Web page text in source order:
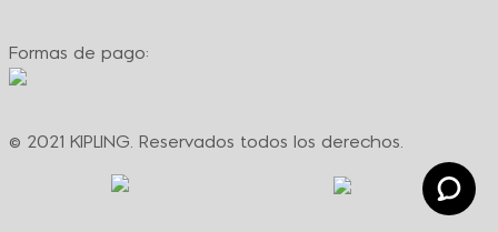
Formas de pago
Políticas de cambio
Términos y condiciones de promociones
Política de privacidad
Formas de pago:
© 2021 KIPLING. Reservados todos los derechos.